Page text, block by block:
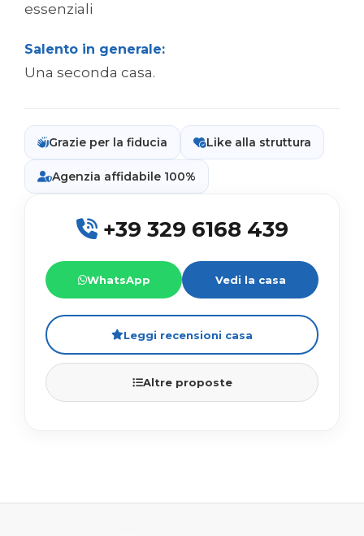
essenziali
Salento in generale:
Una seconda casa.
Grazie per la fiducia Like alla struttura
Agenzia affidabile 100%
+39 329 6168 439
WhatsApp Vedi la casa
Leggi recensioni casa
Altre proposte